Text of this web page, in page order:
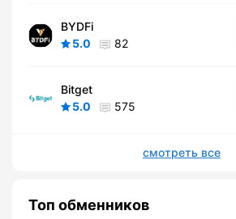
BYDFi
5.0
82
Bitget
5.0
575
смотреть все
Топ обменников